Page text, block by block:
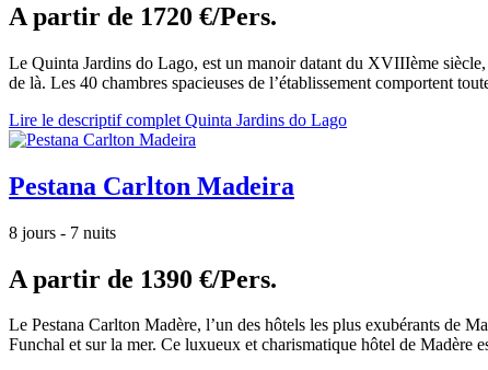
A partir de 1720 €/Pers.
Le Quinta Jardins do Lago, est un manoir datant du XVIIIème
de là. Les 40 chambres spacieuses de l’établissement comportent
Lire le descriptif complet Quinta Jardins do Lago
Pestana Carlton Madeira
8 jours - 7 nuits
A partir de 1390 €/Pers.
Le Pestana Carlton Madère, l’un des hôtels les plus exubérants de
Funchal et sur la mer. Ce luxueux et charismatique hôtel de Madère